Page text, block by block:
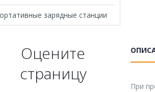
При
зарядные станции
Оцените
страницу